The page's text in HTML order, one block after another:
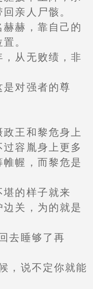
亲人尸骸。
赫，靠自己的
。
从无败绩，非
对强者的尊
王和黎危身上
容胤身上更多
幄，而黎危是
的样子就来
关，为的就是
去睡够了再
，说不定你就能